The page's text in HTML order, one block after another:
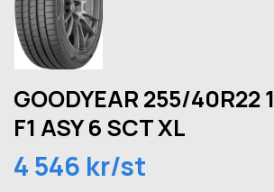
GOODYEAR 255/40R22
F1 ASY 6 SCT XL
4 546 kr/st